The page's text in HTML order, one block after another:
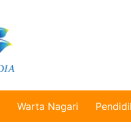
Warta Nagari